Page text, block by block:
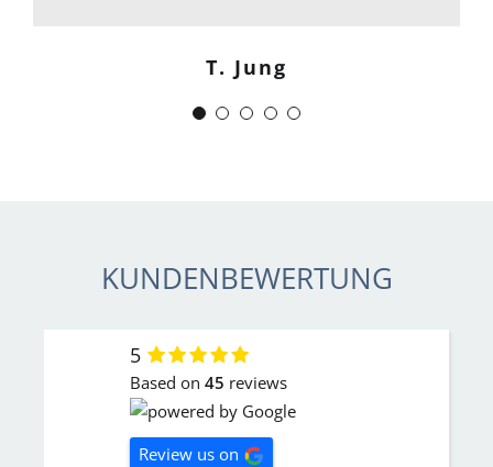
T. Jung
J. Schwaber
KUNDENBEWERTUNG
5
Based on 45 reviews
Review us on